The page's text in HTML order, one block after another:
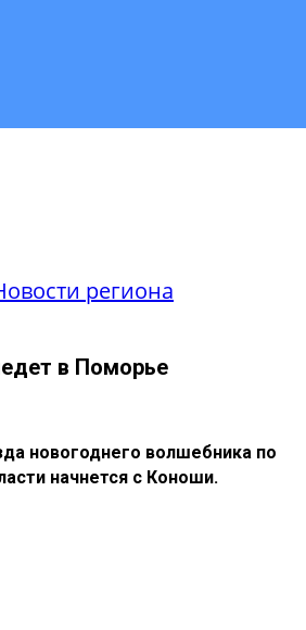
региона
в Поморье
новогоднего волшебника по
начнется с Коноши.